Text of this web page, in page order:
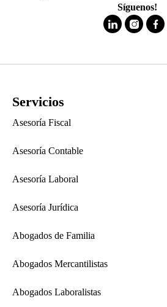
Síguenos!
Servicios
Asesoría Fiscal
Asesoría Contable
Asesoría Laboral
Asesoría Jurídica
Abogados de Familia
Abogados Mercantilistas
Abogados Laboralistas